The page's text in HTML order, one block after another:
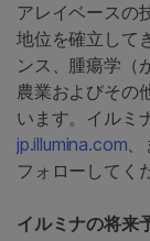
アレイベースの
地位を確立して
ンス、腫瘍学（
農業およびその
います。イルミ
jp.illumina.com、
フォローしてく
イルミナの将来